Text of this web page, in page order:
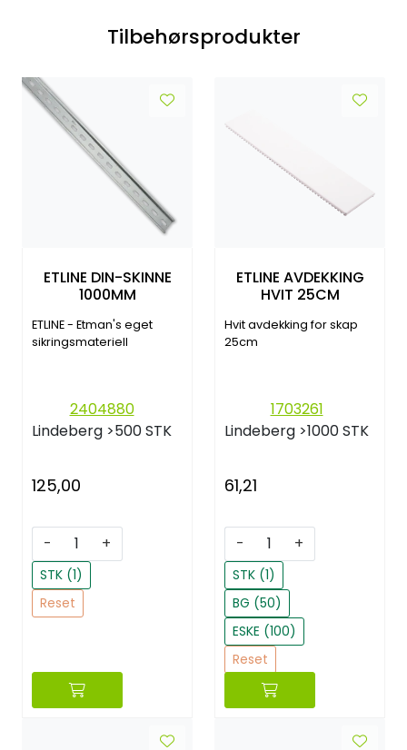
Tilbehørsprodukter
ETLINE DIN-SKINNE
1000MM
ETLINE - Etman's eget
sikringsmateriell
2404880
Lindeberg >500 STK
125,00
- +
STK (1)
Reset
ETLINE AVDEKKING
HVIT 25CM
Hvit avdekking for skap
25cm
1703261
Lindeberg >1000 STK
61,21
- +
STK (1)
BG (50)
ESKE (100)
Reset